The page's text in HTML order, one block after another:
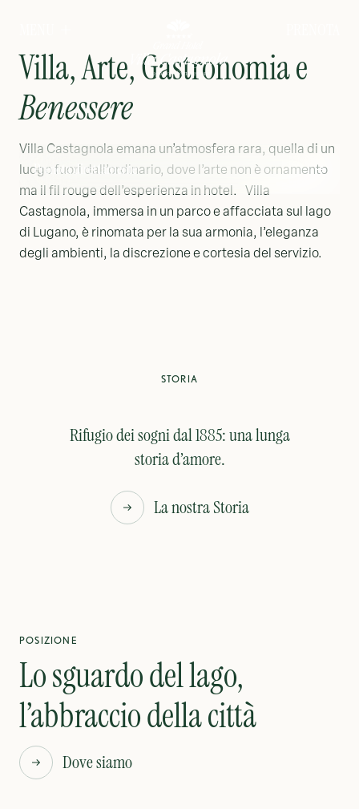
Prenota direttamente
Villa, Arte, Gastronomia e
Benessere
Villa Castagnola emana un’atmosfera rara, quella di un
luogo fuori dall’ordinario, dove l’arte non è ornamento
ma il fil rouge dell’esperienza in hotel. Villa
Castagnola, immersa in un parco e affacciata sul lago
di Lugano, è rinomata per la sua armonia, l’eleganza
degli ambienti, la discrezione e cortesia del servizio.
STORIA
Rifugio dei sogni dal 1885: una lunga
storia d’amore.
La nostra Storia
POSIZIONE
Lo sguardo del lago,
l’abbraccio della città
Dove siamo